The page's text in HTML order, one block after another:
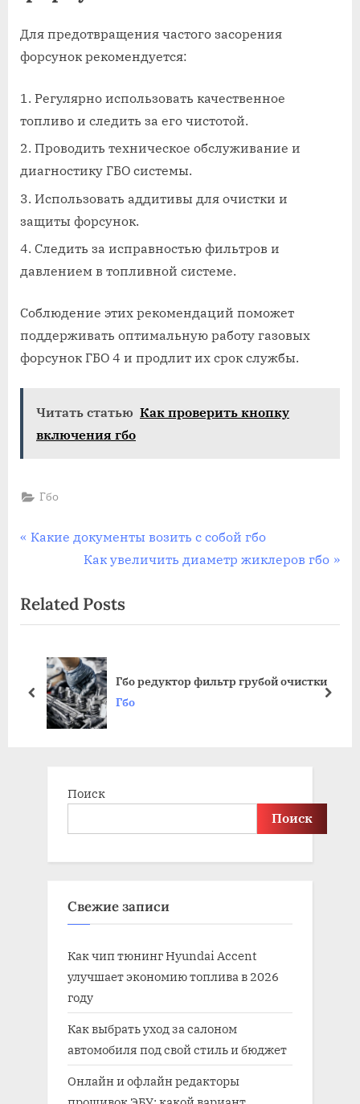
Для предотвращения частого засорения
форсунок рекомендуется:
Регулярно использовать качественное
топливо и следить за его чистотой.
Проводить техническое обслуживание и
диагностику ГБО системы.
Использовать аддитивы для очистки и
защиты форсунок.
Следить за исправностью фильтров и
давлением в топливной системе.
Соблюдение этих рекомендаций поможет
поддерживать оптимальную работу газовых
форсунок ГБО 4 и продлит их срок службы.
Читать статью Как проверить кнопку
включения гбо
Гбо
Навигация
записям
P
v
i
s
Какие документы возить с собой гбо
N
x
t
o
s
t
Как увеличить диаметр жиклеров гбо
Related Posts
Гбо редуктор фильтр грубой очистки
Гбо
prev next
Поиск
Поиск
Свежие записи
Как чип тюнинг Hyundai Accent
улучшает экономию топлива в 2026
году
Как выбрать уход за салоном
автомобиля под свой стиль и бюджет
Онлайн и офлайн редакторы